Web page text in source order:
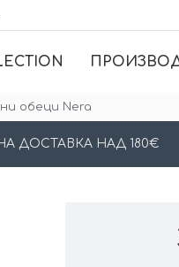
обеци Nera
ДОСТАВКА НАД 180€